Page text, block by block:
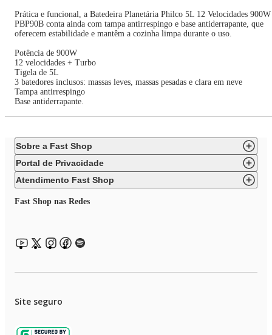
Prática e funcional, a Batedeira Planetária Philco 5L 12 Velocidades 900W
PBP90B conta ainda com tampa antirrespingo e base antiderrapante, que
oferecem estabilidade e mantêm a cozinha limpa durante o uso.
Potência de 900W
12 velocidades + Turbo
Tigela de 5L
3 batedores inclusos: massas leves, massas pesadas e clara em neve
Tampa antirrespingo
Base antiderrapante.
Sobre a Fast Shop
Portal de Privacidade
Atendimento Fast Shop
Fast Shop nas Redes
Site seguro